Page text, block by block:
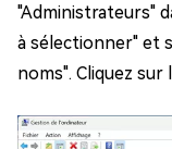
"Administrateurs"
à sélectionner" et
noms". Cliquez